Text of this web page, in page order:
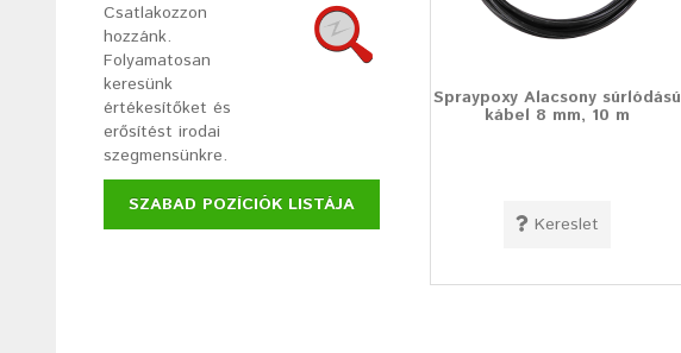
Csatlakozzon
hozzánk.
Folyamatosan
keresünk
értékesítőket és
erősítést irodai
szegmensünkre.
SZABAD POZÍCIÓK LISTÁJA
Spraypoxy Alacsony súrlódású
kábel 8 mm, 10 m
Kereslet